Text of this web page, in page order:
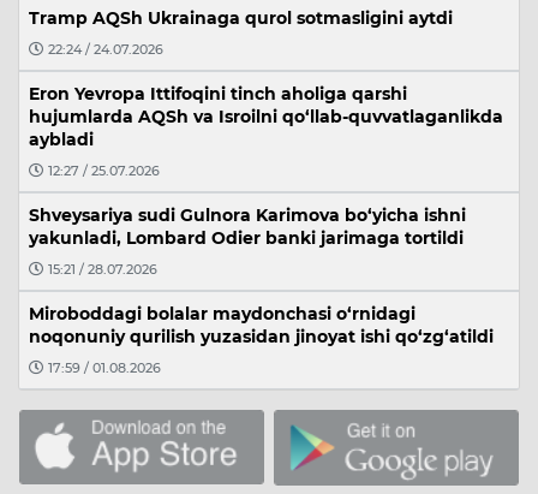
Tramp AQSh Ukrainaga qurol sotmasligini aytdi
22:24 / 24.07.2026
Eron Yevropa Ittifoqini tinch aholiga qarshi
hujumlarda AQSh va Isroilni qo‘llab-quvvatlaganlikda
aybladi
12:27 / 25.07.2026
Shveysariya sudi Gulnora Karimova bo‘yicha ishni
yakunladi, Lombard Odier banki jarimaga tortildi
15:21 / 28.07.2026
Miroboddagi bolalar maydonchasi o‘rnidagi
noqonuniy qurilish yuzasidan jinoyat ishi qo‘zg‘atildi
17:59 / 01.08.2026